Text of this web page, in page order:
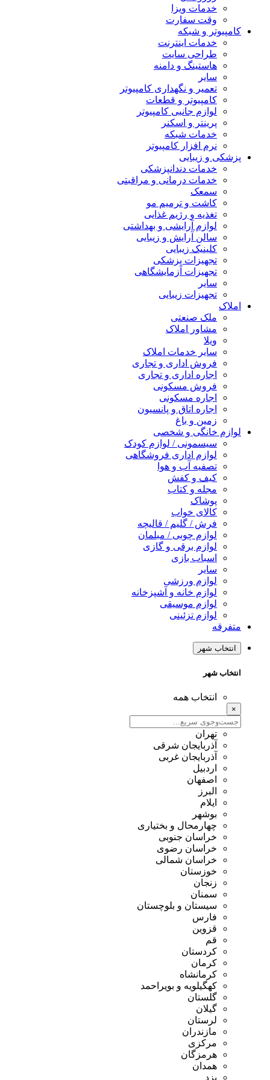
خدمات ویزا
وقت سفارت
کامپیوتر و شبکه
خدمات اینترنت
طراحی سایت
هاستینگ و دامنه
سایر
تعمیر و نگهداری کامپیوتر
کامپیوتر و قطعات
لوازم جانبی کامپیوتر
پرینتر و اسکنر
خدمات شبکه
نرم افزار کامپیوتر
پزشکی و زیبایی
خدمات دندانپزشکی
خدمات درمانی و مراقبتی
سمعک
کاشت و ترمیم مو
تغذیه و رژیم غذایی
لوازم آرایشی و بهداشتی
سالن آرایش و زیبایی
کلینیک زیبایی
تجهیزات پزشکی
تجهیزات آزمایشگاهی
سایر
تجهیزات زیبایی
املاک
ملک صنعتی
مشاور املاک
ویلا
سایر خدمات املاک
فروش اداری و تجاری
اجاره اداری و تجاری
فروش مسکونی
اجاره مسکونی
اجاره اتاق و پانسیون
زمین و باغ
لوازم خانگی و شخصی
سیسمونی / لوازم کودک
لوازم اداری فروشگاهی
تصفیه آب و هوا
کیف و کفش
مجله و کتاب
پوشاک
کالای خواب
فرش / گلیم / قالیچه
لوازم چوبی / مبلمان
لوازم برقی و گازی
اسباب بازی
سایر
لوازم ورزشی
لوازم خانه و آشپزخانه
لوازم موسیقی
لوازم تزئینی
متفرقه
انتخاب شهر
انتخاب شهر
انتخاب همه
تهران
آذربایجان شرقی
آذربایجان غربی
اردبیل
اصفهان
البرز
ایلام
بوشهر
چهارمحال و بختیاری
خراسان جنوبی
خراسان رضوی
خراسان شمالی
خوزستان
زنجان
سمنان
سیستان و بلوچستان
فارس
قزوین
قم
کردستان
کرمان
کرمانشاه
کهگیلویه و بویراحمد
گلستان
گیلان
لرستان
مازندران
مرکزی
هرمزگان
همدان
یزد